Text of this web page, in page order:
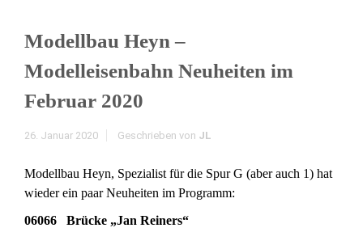
Modellbau Heyn –
Modelleisenbahn Neuheiten im
Februar 2020
26. Januar 2020 Geschrieben von JL
Modellbau Heyn, Spezialist für die Spur G (aber auch 1) hat
wieder ein paar Neuheiten im Programm:
06066 Brücke „Jan Reiners“